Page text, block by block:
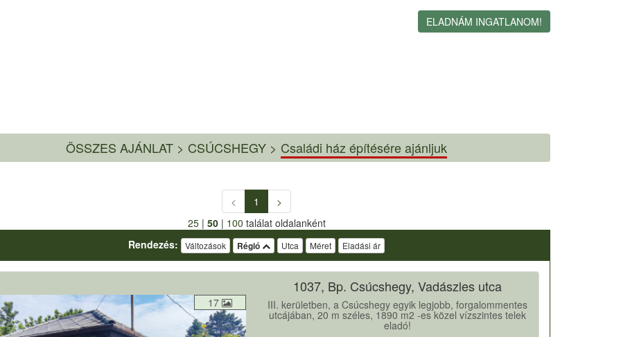
ELADNÁM INGATLANOM!
ÖSSZES AJÁNLAT > CSÚCSHEGY > Családi ház építésére ajánljuk
< 1
>
25| 50| 100 találat oldalanként
Rendezés:
Változások Régió Utca Méret Eladási ár
17
1037, Bp. Csúcshegy, Vadászles utca
III. kerületben, a Csúcshegy egyik legjobb, forgalommentes
utcájában, 20 m széles, 1890 m2 -es közel vízszintes telek
eladó!